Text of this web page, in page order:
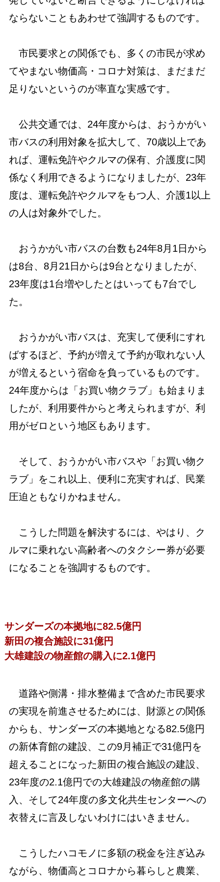
ならないこともあわせて強調するものです。
市民要求との関係でも、多くの市民が求め
てやまない物価高・コロナ対策は、まだまだ
足りないというのが率直な実感です。
公共交通では、24年度からは、おうかがい
市バスの利用対象を拡大して、70歳以上であ
れば、運転免許やクルマの保有、介護度に関
係なく利用できるようになりましたが、23年
度は、運転免許やクルマをもつ人、介護1以上
の人は対象外でした。
おうかがい市バスの台数も24年8月1日から
は8台、8月21日からは9台となりましたが、
23年度は1台増やしたとはいっても7台でし
た。
おうかがい市バスは、充実して便利にすれ
ばするほど、予約が増えて予約が取れない人
が増えるという宿命を負っているものです。
24年度からは「お買い物クラブ」も始まりま
したが、利用要件からと考えられますが、利
用がゼロという地区もあります。
そして、おうかがい市バスや「お買い物ク
ラブ」をこれ以上、便利に充実すれば、民業
圧迫ともなりかねません。
こうした問題を解決するには、やはり、ク
ルマに乗れない高齢者へのタクシー券が必要
になることを強調するものです。
サンダーズの本拠地に82.5億円
新田の複合施設に31億円
大雄建設の物産館の購入に2.1億円
道路や側溝・排水整備まで含めた市民要求
の実現を前進させるためには、財源との関係
からも、サンダーズの本拠地となる82.5億円
の新体育館の建設、この9月補正で31億円を
超えることになった新田の複合施設の建設、
23年度の2.1億円での大雄建設の物産館の購
入、そして24年度の多文化共生センターへの
衣替えに言及しないわけにはいきません。
こうしたハコモノに多額の税金を注ぎ込み
ながら、物価高とコロナから暮らしと農業、